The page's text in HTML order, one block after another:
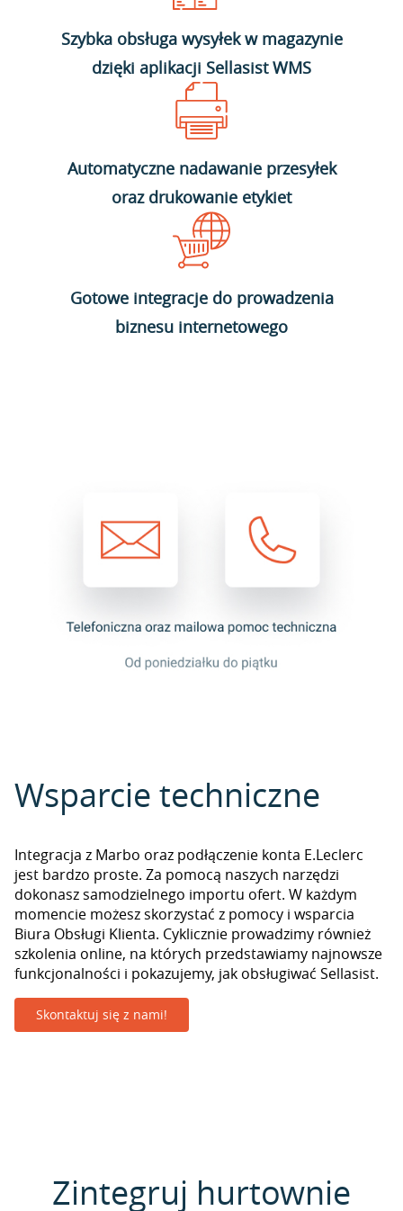
Szybka obsługa wysyłek w magazynie
dzięki aplikacji Sellasist WMS
Automatyczne nadawanie przesyłek
oraz drukowanie etykiet
Gotowe integracje do prowadzenia
biznesu internetowego
Wsparcie techniczne
Integracja z Marbo oraz podłączenie konta E.Leclerc
jest bardzo proste. Za pomocą naszych narzędzi
dokonasz samodzielnego importu ofert. W każdym
momencie możesz skorzystać z pomocy i wsparcia
Biura Obsługi Klienta. Cyklicznie prowadzimy również
szkolenia online, na których przedstawiamy najnowsze
funkcjonalności i pokazujemy, jak obsługiwać Sellasist.
Skontaktuj się z nami!
Zintegruj hurtownie